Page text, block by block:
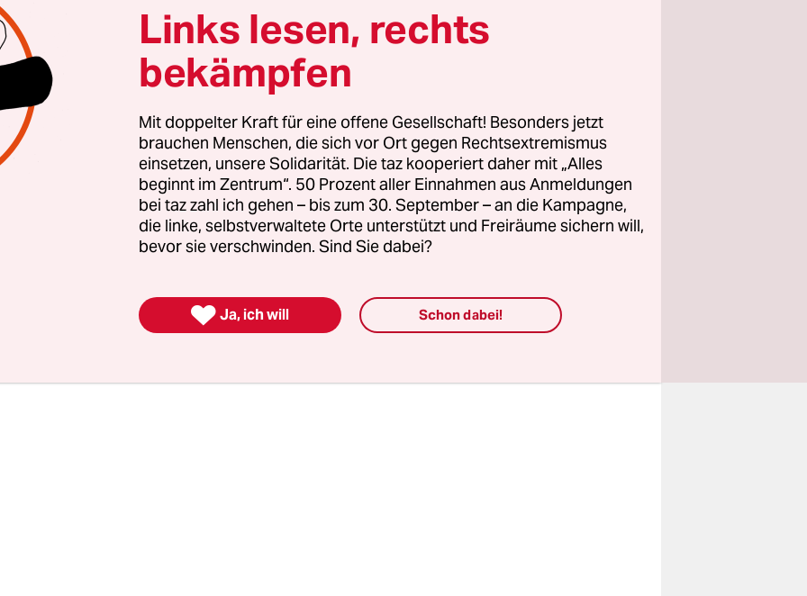
Ich glaube, ich war noch nie wirklich Conchita…
In
ich mir so viele Regeln auferlegt, um genau dem
Conchita zu entsprechen. Ich bin Kompromisse
die ich nicht mehr eingehen würde.
bitte?
Diese Songs habe ich on the road abgesegnet oder
Und eingesungen, wenn es gepasst hat. Nicht falsch
Da sind echt gute Songs drauf. Einige davon wären sicher
mein Album.
Links lesen, rechts
bekämpfen
Mit doppelter Kraft für eine offene Gesellschaft! Besonders jetzt
brauchen Menschen, die sich vor Ort gegen Rechtsextremismus
einsetzen, unsere Solidarität. Die taz kooperiert daher mit „Alles
beginnt im Zentrum“. 50 Prozent aller Einnahmen aus Anmeldungen
bei taz zahl ich gehen – bis zum 30. September – an die Kampagne,
die linke, selbstverwaltete Orte unterstützt und Freiräume sichern will,
bevor sie verschwinden. Sind Sie dabei?
 Ja, ich will Schon dabei!